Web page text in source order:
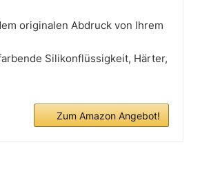
originalen Abdruck von Ihrem
Silikonflüssigkeit, Härter,
Zum Amazon Angebot!